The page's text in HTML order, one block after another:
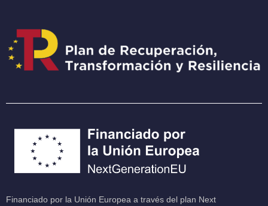
Financiado por la Unión Europea a través del plan Next